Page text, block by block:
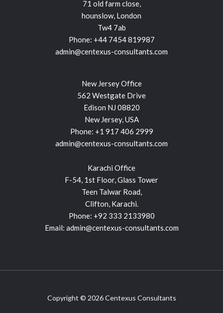
71 old farm close,
hounslow, London
Tw4 7ab
Phone: +44 7454 819987
admin@centexus-consultants.com
New Jersey Office
562 Westgate Drive
Edison NJ 08820
New Jersey, USA
Phone: +1 917 406 2999
admin@centexus-consultants.com
Karachi Office
F-54, 1st Floor, Glass Tower
Teen Talwar Road,
Clifton, Karachi.
Phone: +92 333 2133980
Email: admin@centexus-consultants.com
Copyright © 2026 Centexus Consultants